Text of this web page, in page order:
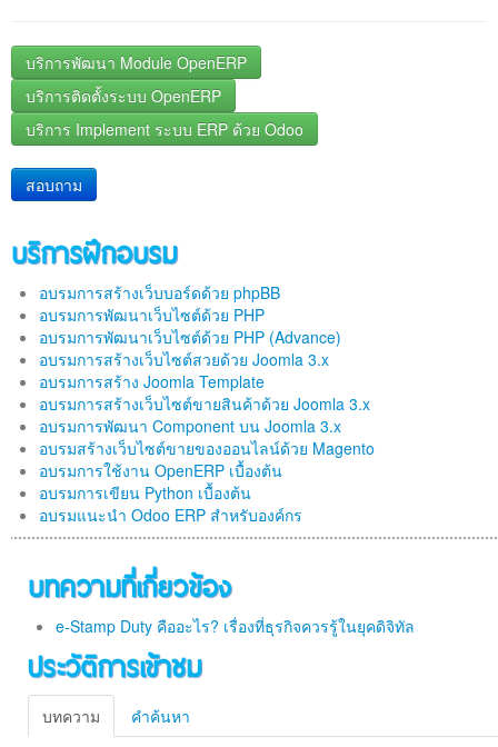
บริการพัฒนา Module OpenERP
บริการติดตั้งระบบ OpenERP
บริการ Implement ระบบ ERP ด้วย Odoo
สอบถาม
บริการฝึกอบรม
อบรมการสร้างเว็บบอร์ดด้วย phpBB
อบรมการพัฒนาเว็บไซต์ด้วย PHP
อบรมการพัฒนาเว็บไซต์ด้วย PHP (Advance)
อบรมการสร้างเว็บไซต์สวยด้วย Joomla 3.x
อบรมการสร้าง Joomla Template
อบรมการสร้างเว็บไซต์ขายสินค้าด้วย Joomla 3.x
อบรมการพัฒนา Component บน Joomla 3.x
อบรมสร้างเว็บไซต์ขายของออนไลน์ด้วย Magento
อบรมการใช้งาน OpenERP เบื้องต้น
อบรมการเขียน Python เบื้องต้น
อบรมแนะนำ Odoo ERP สำหรับองค์กร
บทความที่เกี่ยวข้อง
e-Stamp Duty คืออะไร? เรื่องที่ธุรกิจควรรู้ในยุคดิจิทัล
ประวัติการเข้าชม
บทความ คำค้นหา